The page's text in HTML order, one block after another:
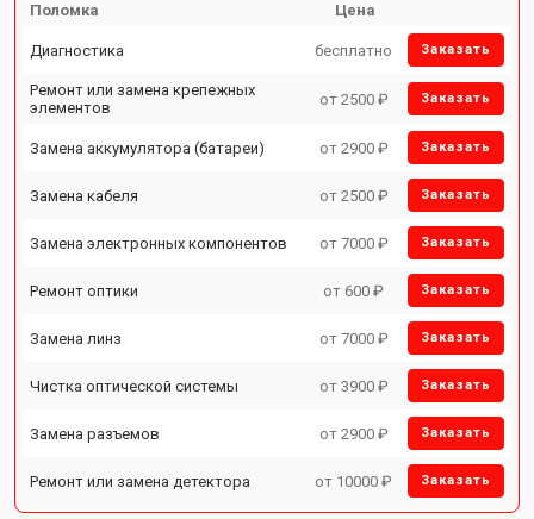
Поломка Цена
Диагностика бесплатно Заказать
Ремонт или замена крепежных
элементов
от 2500 ₽ Заказать
Замена аккумулятора (батареи) от 2900 ₽ Заказать
Замена кабеля от 2500 ₽ Заказать
Замена электронных компонентов от 7000 ₽ Заказать
Ремонт оптики от 600 ₽ Заказать
Замена линз от 7000 ₽ Заказать
Чистка оптической системы от 3900 ₽ Заказать
Замена разъемов от 2900 ₽ Заказать
Ремонт или замена детектора от 10000 ₽ Заказать